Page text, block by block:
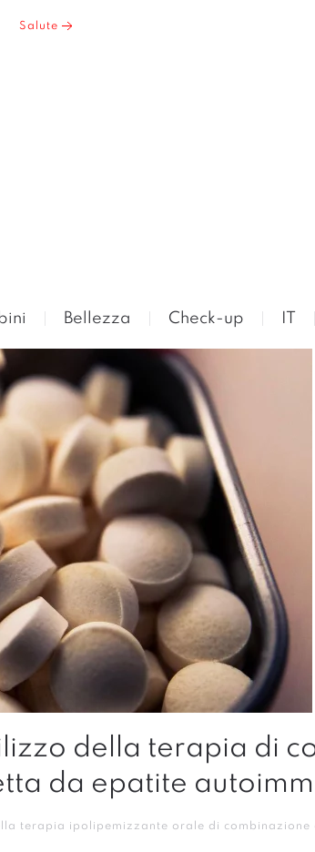
Salute
Bellezza Check-up
della terapia di
da epatite
terapia ipolipemizzante orale di combinazione